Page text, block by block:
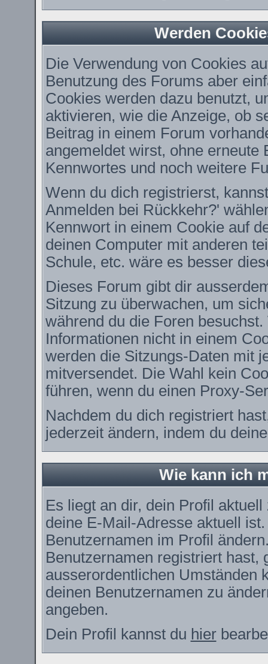
Werden
Die Verwendung von Cookies
Benutzung des Forums aber
Cookies werden dazu benutzt,
aktivieren, wie die Anzeige, ob
Beitrag in einem Forum
angemeldet wirst, ohne erneute
Kennwortes und noch weitere
Wenn du dich registrierst,
Anmelden bei Rückkehr?'
Kennwort in einem Cookie auf
deinen Computer mit anderen
Schule, etc. wäre es besser
Dieses Forum gibt dir
Sitzung zu überwachen, um
während du die Foren
Informationen nicht in einem
werden die Sitzungs-Daten mit
mitversendet. Die Wahl kein
führen, wenn du einen Proxy-
Nachdem du dich registriert
jederzeit ändern, indem du
Wie kann ich
Es liegt an dir, dein Profil
deine E-Mail-Adresse aktuell
Benutzernamen im Profil
Benutzernamen registriert hast,
ausserordentlichen Umständen
deinen Benutzernamen zu
angeben.
Dein Profil kannst du hier